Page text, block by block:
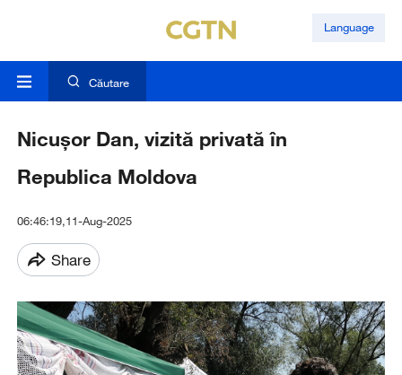
Language
Căutare
Nicușor Dan, vizită privată în
Republica Moldova
06:46:19,11-Aug-2025
Share